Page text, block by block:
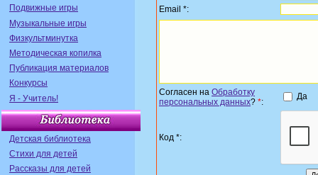
Подвижные игры
Музыкальные игры
Физкультминутка
Методическая копилка
Публикация материалов
Конкурсы
Я - Учитель!
Детская библиотека
Стихи для детей
Рассказы для детей
Email *:
Согласен на Обработку
персональных данных? *:
Да
Код *: